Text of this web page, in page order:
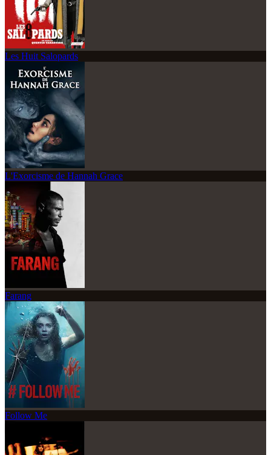
Les Huit Salopards
L'Exorcisme de Hannah Grace
Farang
Follow Me